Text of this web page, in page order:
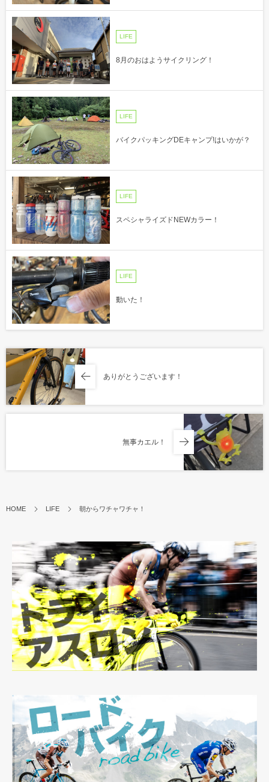
LIFE
8月のおはようサイクリング！
LIFE
バイクパッキングDEキャンプ!はいかが？
LIFE
スペシャライズドNEWカラー！
LIFE
動いた！
ありがとうございます！
無事カエル！
HOME LIFE 朝からワチャワチャ！